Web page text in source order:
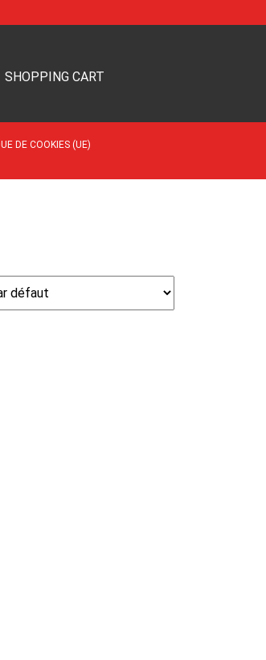
SHOPPING CART
DE COOKIES (UE)